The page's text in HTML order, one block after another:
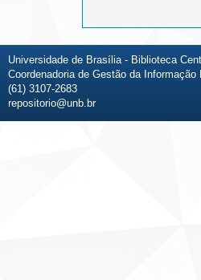
Universidade de Brasília - Biblioteca
Coordenadoria de Gestão da Informação
(61) 3107-2683
repositorio@unb.br